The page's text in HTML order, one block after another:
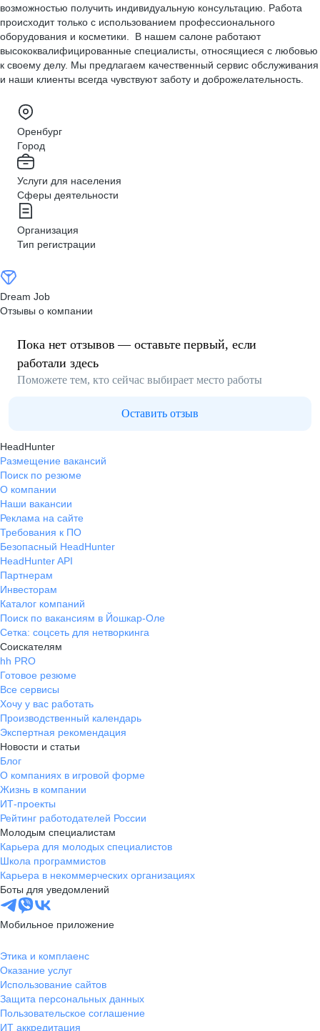
возможностью получить индивидуальную консультацию. Работа
происходит только с использованием профессионального
оборудования и косметики. В нашем салоне работают
высококвалифицированные специалисты, относящиеся с любовью
к своему делу. Мы предлагаем качественный сервис обслуживания
и наши клиенты всегда чувствуют заботу и доброжелательность.
Оренбург
Город
Услуги для населения
Сферы деятельности
Организация
Тип регистрации
Dream Job
Отзывы о компании
Пока нет отзывов — оставьте первый, если
работали здесь
Поможете тем, кто сейчас выбирает место работы
Оставить отзыв
HeadHunter
Размещение вакансий
Поиск по резюме
О компании
Наши вакансии
Реклама на сайте
Требования к ПО
Безопасный HeadHunter
HeadHunter API
Партнерам
Инвесторам
Каталог компаний
Поиск по вакансиям в Йошкар-Оле
Сетка: соцсеть для нетворкинга
Соискателям
hh PRO
Готовое резюме
Все сервисы
Хочу у вас работать
Производственный календарь
Экспертная рекомендация
Новости и статьи
Блог
О компаниях в игровой форме
Жизнь в компании
ИТ-проекты
Рейтинг работодателей России
Молодым специалистам
Карьера для молодых специалистов
Школа программистов
Карьера в некоммерческих организациях
Боты для уведомлений
Мобильное приложение
Этика и комплаенс
Оказание услуг
Использование сайтов
Защита персональных данных
Пользовательское соглашение
ИТ аккредитация